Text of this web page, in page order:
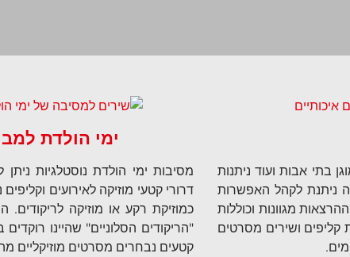
בתי אבות ועוד ניתנות
כבקשתך (של כ- 15 דקות) בה ניתנת לקהל האפשרות
מגוונות וכוללות
קליפים ושירים מסרטים
ימי הולדת
מסיבות ימי הולדת נוסטלגיות
כמוזיקת רקע או מוזיקה
"הריקודים הסלוניים" שהיינו
קטעים נבחרים מסרטים מוזיקליים